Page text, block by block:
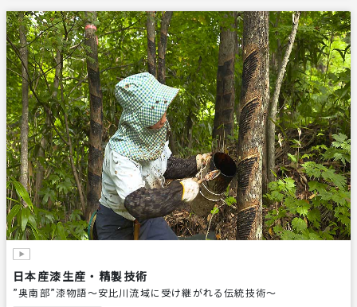
日本産漆生産・精製技術
”奥南部”漆物語～安比川流域に受け継がれる伝統技術～